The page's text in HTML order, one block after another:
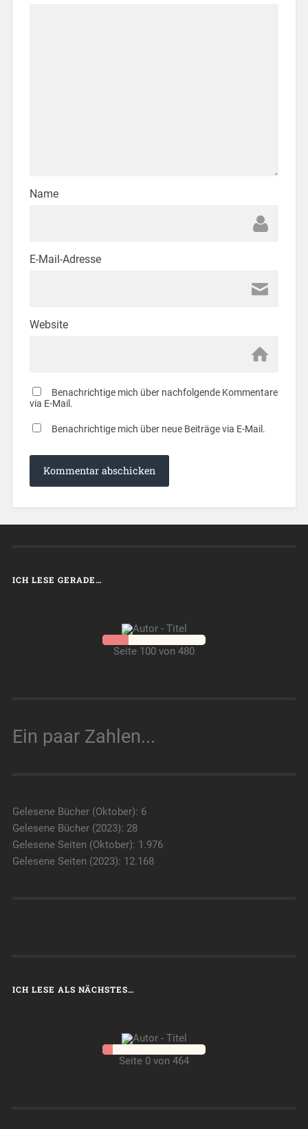
Name
E-Mail-Adresse
Website
Benachrichtige mich über nachfolgende Kommentare
via E-Mail.
Benachrichtige mich über neue Beiträge via E-Mail.
ICH LESE GERADE…
Seite 100 von 480
Ein paar Zahlen...
Gelesene Bücher (Oktober): 6
Gelesene Bücher (2023): 28
Gelesene Seiten (Oktober): 1.976
Gelesene Seiten (2023): 12.168
ICH LESE ALS NÄCHSTES…
Seite 0 von 464